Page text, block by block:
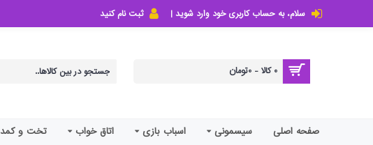
سلام، به حساب کاربری خود وارد شوید | ثبت نام کنید
0 کالا - 0تومان
صفحه اصلی سیسمونی اسباب بازی اتاق خواب تخت و کمد